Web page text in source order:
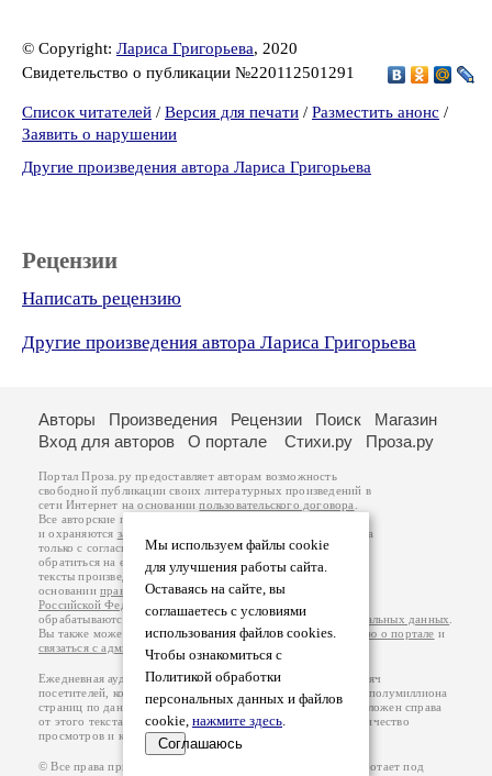
© Copyright: Лариса Григорьева, 2020
Свидетельство о публикации №220112501291
Список читателей / Версия для печати / Разместить анонс /
Заявить о нарушении
Другие произведения автора Лариса Григорьева
Рецензии
Написать рецензию
Другие произведения автора Лариса Григорьева
Мы используем файлы cookie
для улучшения работы сайта.
Оставаясь на сайте, вы
соглашаетесь с условиями
использования файлов cookies.
Чтобы ознакомиться с
Политикой обработки
персональных данных и файлов
cookie, нажмите здесь.
Соглашаюсь
Авторы Произведения Рецензии Поиск
Магазин
Вход для авторов
О портале Стихи.ру Проза.ру
Портал Проза.ру предоставляет авторам возможность
свободной публикации своих литературных произведений в
сети Интернет на основаниипользовательского договора
Все авторские права на произведения принадлежат авторам
и охраняются законом
. Перепечатка произведений возможна
только с согласия его автора, к которому вы можете
обратиться на его авторской странице. Ответственность за
тексты произведений авторы несут самостоятельно на
основанииправил публикацииизаконодательства
Российской Федерации
обрабатываются на основанииПолитики обработки персональных данных
Вы также можете посмотреть более подробнуюинформацию о портале и
связаться с администрацией
Ежедневная аудитория портала Проза.ру – порядка 100 тысяч
посетителей, которые в общей сумме просматривают более полумиллиона
страниц по данным счетчика посещаемости, который расположен справа
от этого текста. В каждой графе указано по две цифры: количество
просмотров и количество посетителей.
© Все права принадлежат авторам, 2000-2026. Портал работает под